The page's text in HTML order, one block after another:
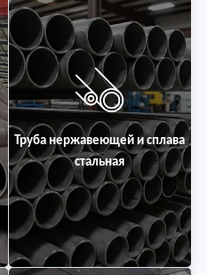
Труба нержавеющей и сплава
стальная